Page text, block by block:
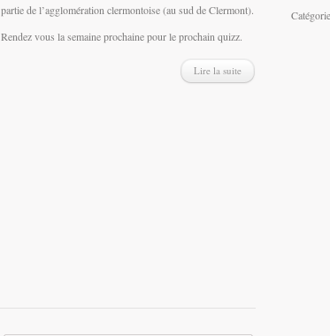
partie de l’agglomération clermontoise (au sud de Clermont).
Rendez vous la semaine prochaine pour le prochain quizz.
Lire la suite